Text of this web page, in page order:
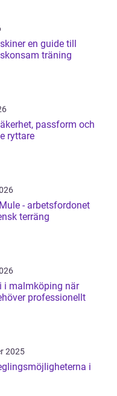
guide till
träning
ryttare
- arbetsfordonet
terräng
när
professionellt
2025
i